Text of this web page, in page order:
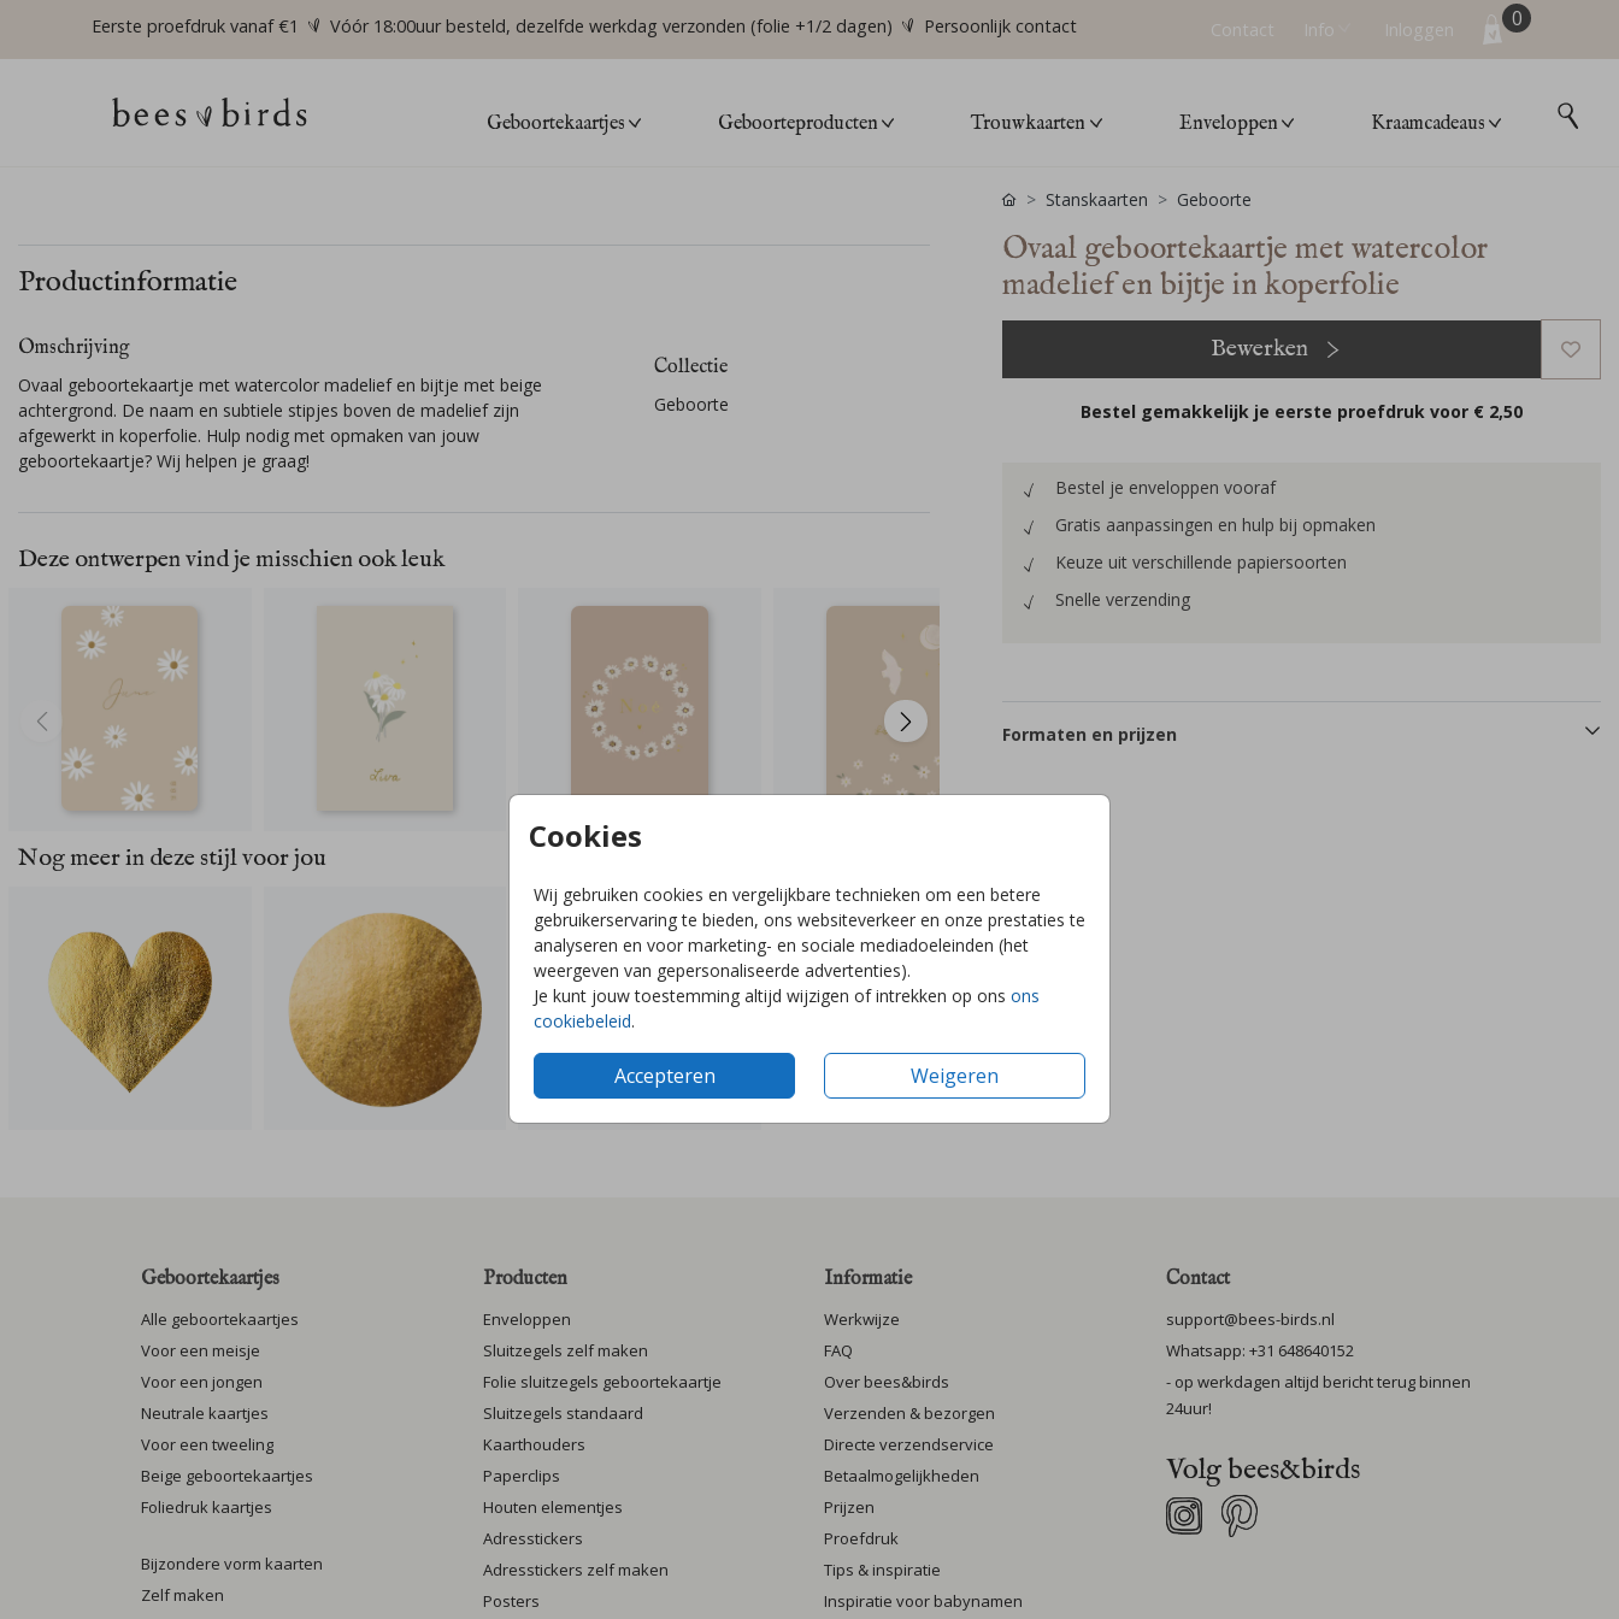
Eerste proefdruk vanaf €1 Vóór 18:00uur besteld, dezelfde werkdag verzonden (folie +1/2 dagen) Persoonlijk contact Contact Info Inloggen 0
Geboortekaartjes Geboorteproducten Trouwkaarten Enveloppen Kraamcadeaus
Cookies
Wij gebruiken cookies en vergelijkbare technieken om een betere
gebruikerservaring te bieden, ons websiteverkeer en onze prestaties te
analyseren en voor marketing- en sociale mediadoeleinden (het
weergeven van gepersonaliseerde advertenties).
Je kunt jouw toestemming altijd wijzigen of intrekken op ons ons
cookiebeleid.
Accepteren Weigeren
Productinformatie
Omschrijving
Ovaal geboortekaartje met watercolor madelief en bijtje met beige
achtergrond. De naam en subtiele stipjes boven de madelief zijn
afgewerkt in koperfolie. Hulp nodig met opmaken van jouw
geboortekaartje? Wij helpen je graag!
Collectie
Geboorte
Deze ontwerpen vind je misschien ook leuk
Nog meer in deze stijl voor jou
Stanskaarten Geboorte
Ovaal geboortekaartje met watercolor
madelief en bijtje in koperfolie
Bewerken
Bestel gemakkelijk je eerste proefdruk voor € 2,50
Bestel je enveloppen vooraf
Gratis aanpassingen en hulp bij opmaken
Keuze uit verschillende papiersoorten
Snelle verzending
Formaten en prijzen
Geboortekaartjes
Alle geboortekaartjes
Voor een meisje
Voor een jongen
Neutrale kaartjes
Voor een tweeling
Beige geboortekaartjes
Foliedruk kaartjes
Bijzondere vorm kaarten
Zelf maken
Producten
Enveloppen
Sluitzegels zelf maken
Folie sluitzegels geboortekaartje
Sluitzegels standaard
Kaarthouders
Paperclips
Houten elementjes
Adresstickers
Adresstickers zelf maken
Posters
Informatie
Werkwijze
FAQ
Over bees&birds
Verzenden & bezorgen
Directe verzendservice
Betaalmogelijkheden
Prijzen
Proefdruk
Tips & inspiratie
Inspiratie voor babynamen
Contact
support@bees-birds.nl
Whatsapp: +31 648640152
- op werkdagen altijd bericht terug binnen
24uur!
Volg bees&birds